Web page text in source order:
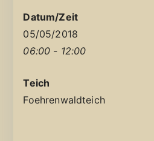
Datum/Zeit
05/05/2018
06:00 - 12:00
Teich
Foehrenwaldteich